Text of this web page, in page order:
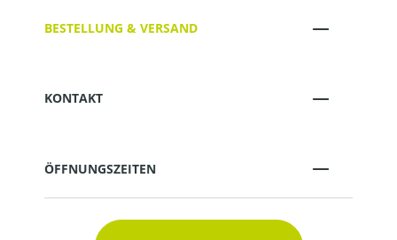
BESTELLUNG & VERSAND
KONTAKT
ÖFFNUNGSZEITEN